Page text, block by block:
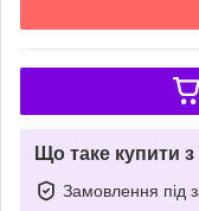
Що таке купити
Замовлення під